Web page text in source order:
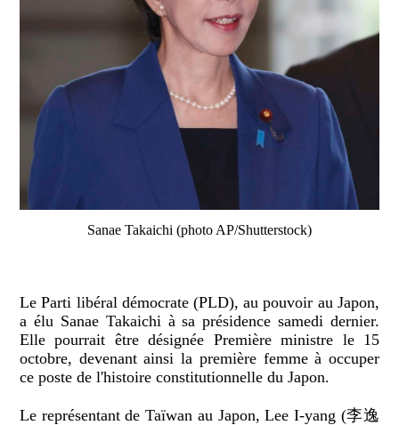
Sanae Takaichi (photo AP/Shutterstock)
Le Parti libéral démocrate (PLD), au pouvoir au Japon,
a élu Sanae Takaichi à sa présidence samedi dernier.
Elle pourrait être désignée Première ministre le 15
octobre, devenant ainsi la première femme à occuper
ce poste de l'histoire constitutionnelle du Japon.
Le représentant de Taïwan au Japon, Lee I-yang (李逸